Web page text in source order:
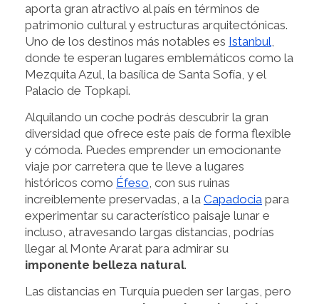
aporta gran atractivo al país en términos de
patrimonio cultural y estructuras arquitectónicas.
Uno de los destinos más notables es Istanbul
donde te esperan lugares emblemáticos como la
Mezquita Azul, la basílica de Santa Sofía, y el
Palacio de Topkapi.
Alquilando un coche podrás descubrir la gran
diversidad que ofrece este país de forma flexible
y cómoda. Puedes emprender un emocionante
viaje por carretera que te lleve a lugares
históricos como Éfeso , con sus ruinas
increíblemente preservadas, a la Capadocia para
experimentar su característico paisaje lunar e
incluso, atravesando largas distancias, podrías
llegar al Monte Ararat para admirar su
imponente belleza natural.
Las distancias en Turquía pueden ser largas, pero